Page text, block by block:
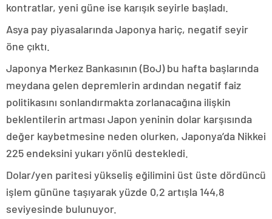
kontratlar, yeni güne ise karışık seyirle başladı.
Asya pay piyasalarında Japonya hariç, negatif seyir
öne çıktı.
Japonya Merkez Bankasının (BoJ) bu hafta başlarında
meydana gelen depremlerin ardından negatif faiz
politikasını sonlandırmakta zorlanacağına ilişkin
beklentilerin artması Japon yeninin dolar karşısında
değer kaybetmesine neden olurken, Japonya’da Nikkei
225 endeksini yukarı yönlü destekledi.
Dolar/yen paritesi yükseliş eğilimini üst üste dördüncü
işlem gününe taşıyarak yüzde 0,2 artışla 144,8
seviyesinde bulunuyor.